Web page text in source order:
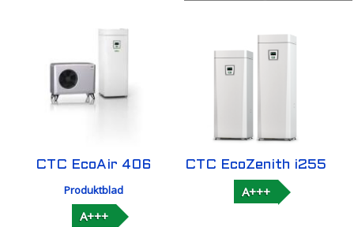
CTC EcoAir 406
Produktblad
A+++
CTC EcoZenith i255
A+++